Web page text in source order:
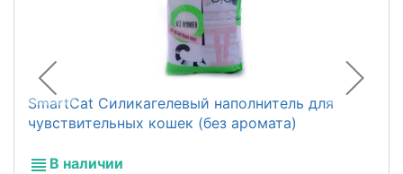
SmartCat Силикагелевый наполнитель для
чувствительных кошек (без аромата)
В наличии